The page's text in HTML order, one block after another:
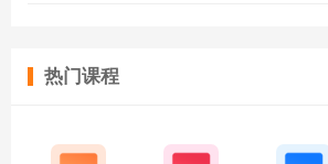
热门课程